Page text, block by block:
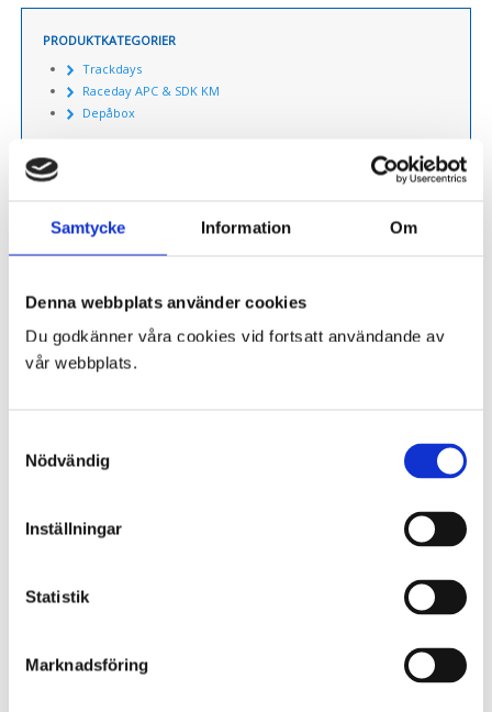
Samtycke Information Om
Denna webbplats använder cookies
Du godkänner våra cookies vid fortsatt användande av
vår webbplats.
Nödvändig
Inställningar
Statistik
Marknadsföring
PRODUKTKATEGORIER
Trackdays
Raceday APC & SDK KM
Depåbox
Sök
MER OM ACTIONPICS
Om Actionpics
Samarbetspartners
Resultat tidtagning
Avbokning & Reklamation
Kontakta oss